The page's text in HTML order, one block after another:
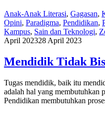
Anak-Anak Literasi, Gagasan,
Opini, Paradigma, Pendidikan,
Kampus, Sain dan Teknologi,
April 202328 April 2023
Mendidik Tidak
Tugas mendidik, baik itu
adalah hal yang membutuhkan
Pendidikan membutuhkan